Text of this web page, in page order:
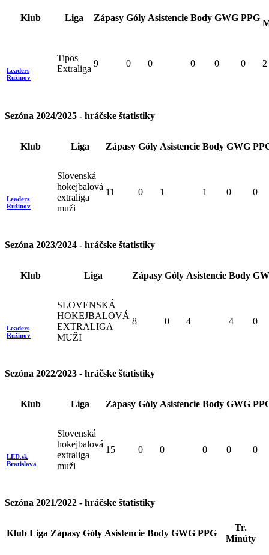
Klub Liga Zápasy Góly Asistencie Body GWG PPG
Leaders
Ružinov
Tipos
Extraliga
9 0 0 0 0 0 2
Sezóna 2024/2025 - hráčske štatistiky
Klub Liga Zápasy Góly Asistencie Body GWG
Leaders
Ružinov
Slovenská
hokejbalová
extraliga
muži
11 0 1 1 0 0
Sezóna 2023/2024 - hráčske štatistiky
Klub Liga Zápasy Góly Asistencie Body
Leaders
Ružinov
SLOVENSKÁ
HOKEJBALOVÁ
EXTRALIGA
MUŽI
8 0 4 4 0
Sezóna 2022/2023 - hráčske štatistiky
Klub Liga Zápasy Góly Asistencie Body GWG
LED.sk
Bratislava
Slovenská
hokejbalová
extraliga
muži
15 0 0 0 0 0
Sezóna 2021/2022 - hráčske štatistiky
Klub Liga Zápasy Góly Asistencie Body GWG PPG
Tr.
Minúty